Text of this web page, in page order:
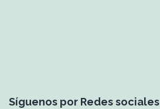
Síguenos por Redes sociales